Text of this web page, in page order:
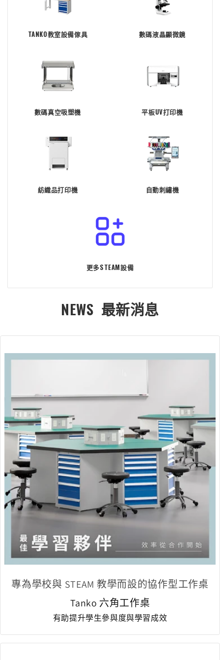
TANKO教室設備傢具 數碼液晶顯微鏡
數碼真空吸塑機 平板UV打印機
紡織品打印機 自動刺繡機
更多STEAM設備
NEWS 最新消息
專為學校與 STEAM 教學而設的協作型工作桌
Tanko 六角工作桌
有助提升學生參與度與學習成效